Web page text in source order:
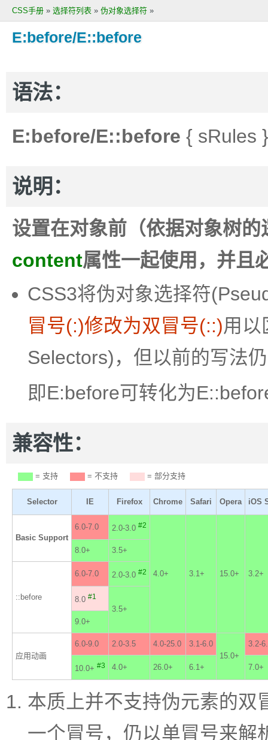
CSS手册 » 选择符列表 » 伪对象选择符 »
E:before/E::before
语法：
E:before/E::before { sRules }
说明：
设置在对象前（依据对象树
content属性一起使用，并且
CSS3将伪对象选择符
冒号(:)修改为双冒号(::)用以
Selectors)，但以前的写法
即E:before可转化为
兼容性：
= 支持 = 不支持 = 部分支持
Selector IE Firefox Chrome Safari Opera iOS
Basic Support
6.0-7.0 2.0-3.0 #2
4.0+ 3.1+ 15.0+ 3.2+
8.0+ 3.5+
::before
6.0-7.0 2.0-3.0 #2
8.0 #1
3.5+
9.0+
应用动画
6.0-9.0 2.0-3.5 4.0-25.0
3.1-6.0
15.0+
3.2-
10.0+ #3 4.0+ 26.0+ 6.1+ 7.0+
本质上并不支持伪元素的双
一个冒号，仍以单冒号来解